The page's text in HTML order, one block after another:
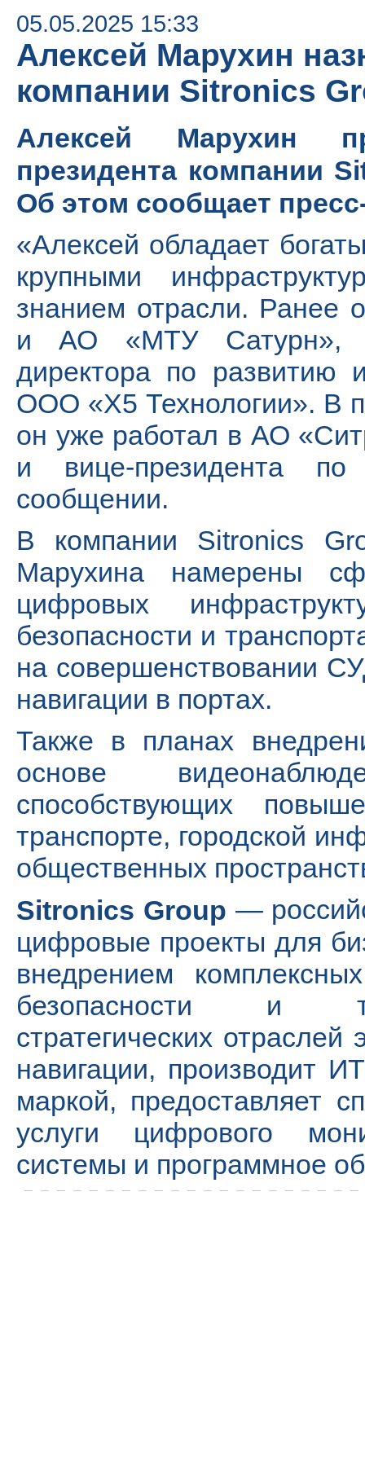
05.05.2025 15:33
Алексей Марухин
компании Sitronics
Алексей Марухин
президента компании
Об этом сообщает
«Алексей обладает
крупными
знанием отрасли. Ранее
и АО «МТУ Сатурн»,
директора по
ООО «Х5 Технологии». В
он уже работал в АО
и вице-президента
сообщении.
В компании Sitronics
Марухина намерены
цифровых
безопасности и
на совершенствовании
навигации в портах.
Также в планах
основе
способствующих
транспорте, городской
общественных
Sitronics Group —
цифровые проекты для
внедрением
безопасности и
стратегических
навигации, производит
маркой, предоставляет
услуги цифрового
системы и программное